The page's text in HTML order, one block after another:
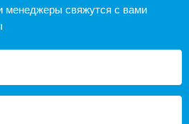
менеджеры свяжутся с вами